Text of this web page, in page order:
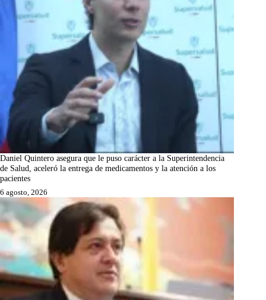
Daniel Quintero asegura que le puso carácter a la Superintendencia
de Salud, aceleró la entrega de medicamentos y la atención a los
pacientes
6 agosto, 2026